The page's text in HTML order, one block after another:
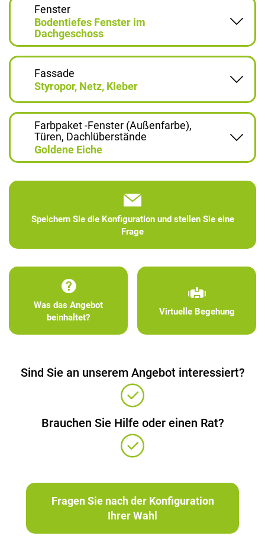
Fenster
Bodentiefes Fenster im
Dachgeschoss
Fassade
Styropor, Netz, Kleber
Farbpaket -Fenster (Außenfarbe),
Türen, Dachlüberstände
Goldene Eiche
Speichern Sie die Konfiguration und stellen Sie eine
Frage
Was das Angebot
beinhaltet?
Virtuelle Begehung
Sind Sie an unserem Angebot interessiert?
Brauchen Sie Hilfe oder einen Rat?
Fragen Sie nach der Konfiguration
Ihrer Wahl